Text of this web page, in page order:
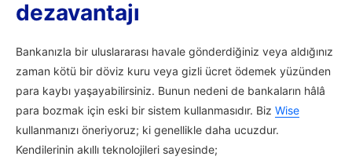
dezavantajı
Bankanızla bir uluslararası havale gönderdiğiniz veya aldığınız
zaman kötü bir döviz kuru veya gizli ücret ödemek yüzünden
para kaybı yaşayabilirsiniz. Bunun nedeni de bankaların hâlâ
para bozmak için eski bir sistem kullanmasıdır. Biz Wise
kullanmanızı öneriyoruz; ki genellikle daha ucuzdur.
Kendilerinin akıllı teknolojileri sayesinde;